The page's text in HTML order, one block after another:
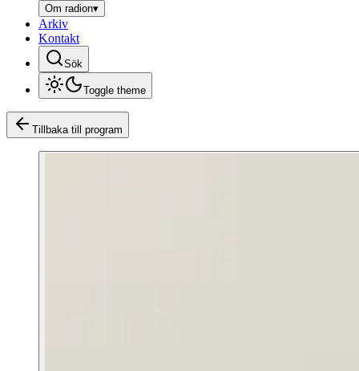
Om radion▾
Arkiv
Kontakt
Sök
Toggle theme
Tillbaka till program